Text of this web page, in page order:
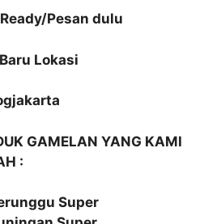
Pesan dulu
Lokasi
GAMELAN YANG KAMI
:
Super